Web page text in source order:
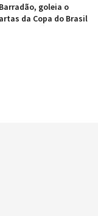
goleia o
da Copa do Brasil